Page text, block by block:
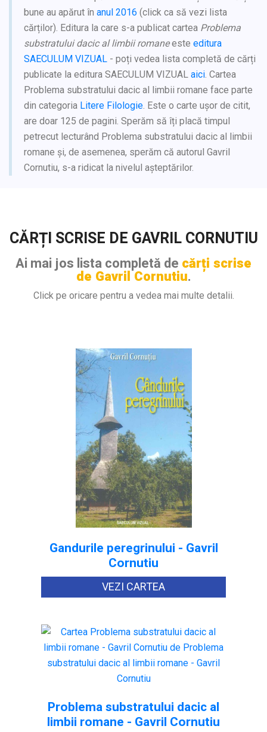
bune au apărut în anul 2016 (click ca să vezi lista
cărților). Editura la care s-a publicat cartea Problema
substratului dacic al limbii romaneeste editura
SAECULUM VIZUAL - poți vedea lista completă de cărți
publicate la editura SAECULUM VIZUAL aici. Cartea
Problema substratului dacic al limbii romane face parte
din categoria Litere Filologie. Este o carte ușor de citit,
are doar 125 de pagini. Sperăm să îți placă timpul
petrecut lecturând Problema substratului dacic al limbii
romane și, de asemenea, sperăm că autorul Gavril
Cornutiu, s-a ridicat la nivelul așteptărilor.
CĂRȚI SCRISE DE GAVRIL CORNUTIU
Ai mai jos lista completă de cărți scrise
de Gavril Cornutiu.
Click pe oricare pentru a vedea mai multe detalii.
Gandurile peregrinului - Gavril
Cornutiu
VEZI CARTEA
Problema substratului dacic al
limbii romane - Gavril Cornutiu